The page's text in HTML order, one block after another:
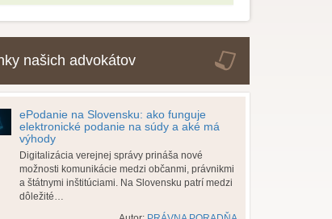
našich advokátov
ePodanie na Slovensku: ako funguje
elektronické podanie na súdy a aké má
výhody
Digitalizácia verejnej správy prináša nové
možnosti komunikácie medzi občanmi, právnikmi
a štátnymi inštitúciami. Na Slovensku patrí medzi
dôležité…